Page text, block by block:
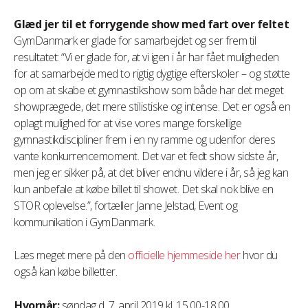
Glæd jer til et forrygende show med fart over feltet
GymDanmark er glade for samarbejdet og ser frem til
resultatet: “Vi er glade for, at vi igen i år har fået muligheden
for at samarbejde med to rigtig dygtige efterskoler – og støtte
op om at skabe et gymnastikshow som både har det meget
showprægede, det mere stilistiske og intense. Det er også en
oplagt mulighed for at vise vores mange forskellige
gymnastikdiscipliner frem i en ny ramme og udenfor deres
vante konkurrencemoment. Det var et fedt show sidste år,
men jeg er sikker på, at det bliver endnu vildere i år, så jeg kan
kun anbefale at købe billet til showet. Det skal nok blive en
STOR oplevelse.”, fortæller Janne Jelstad, Event og
kommunikation i GymDanmark.
Læs meget mere på den officielle hjemmeside herhvor du
også kan købe billetter.